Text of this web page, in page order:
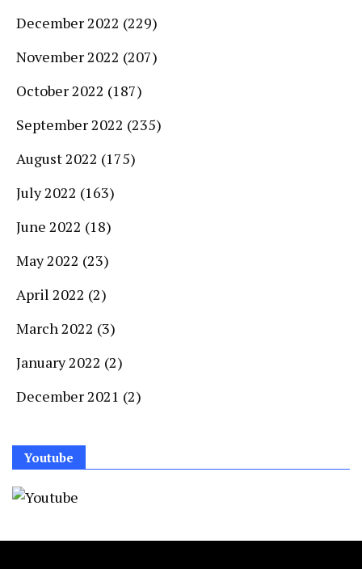
December 2022 (229)
November 2022 (207)
October 2022 (187)
September 2022 (235)
August 2022 (175)
July 2022 (163)
June 2022 (18)
May 2022 (23)
April 2022 (2)
March 2022 (3)
January 2022 (2)
December 2021 (2)
Youtube